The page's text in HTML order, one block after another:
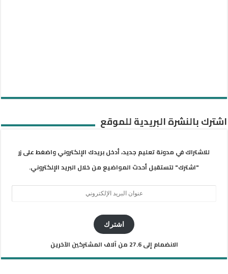
اشترك بالنشرة البريدية للموقع
للاشتراك في مدونة تعليم جديد، أدخل بريدك الإلكتروني واضغط على زر
"اشترك" لتستقبل أحدث المواضيع من خلال البريد الإلكتروني.
اشترك
الانضمام إلى 27.6 من آلاف المشتركين الآخرين